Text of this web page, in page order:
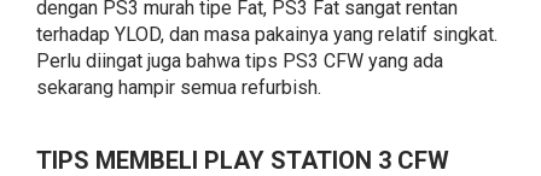
dengan PS3 murah tipe Fat, PS3 Fat sangat rentan
terhadap YLOD, dan masa pakainya yang relatif singkat.
Perlu diingat juga bahwa tips PS3 CFW yang ada
sekarang hampir semua refurbish.
TIPS MEMBELI PLAY STATION 3 CFW